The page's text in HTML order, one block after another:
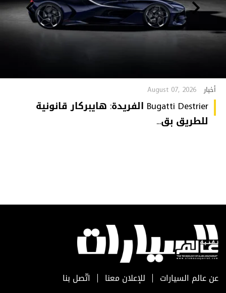
أخبار August 07, 2026
Bugatti Destrier الفريدة: هايبركار قانونية
للطريق بق...
عن عالم السيارات للإعلان معنا اتّصل بنا